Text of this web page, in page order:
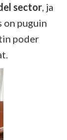
sector, ja
on puguin
poder